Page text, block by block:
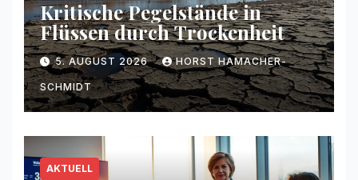
Kritische Pegelstände in
Flüssen durch Trockenheit
5. AUGUST 2026 HORST HAMACHER-
SCHMIDT
AKTUELL